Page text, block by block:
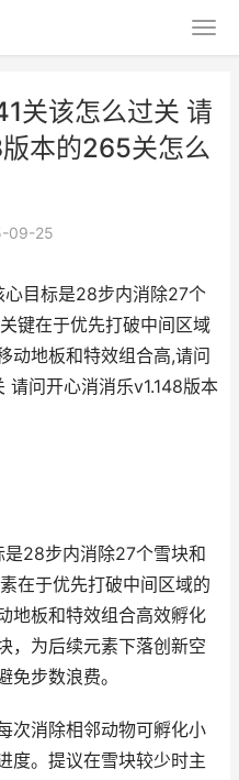
关该怎么过关 请
本的265关怎么
09-25
心目标是28步内消除27个
键在于优先打破中间区域
动地板和特效组合高,请问
请问开心消消乐v1.148版本
28步内消除27个雪块和
在于优先打破中间区域的
地板和特效组合高效孵化
，为后续元素下落创新空
免步数浪费。
次消除相邻动物可孵化小
度。提议在雪块较少时主